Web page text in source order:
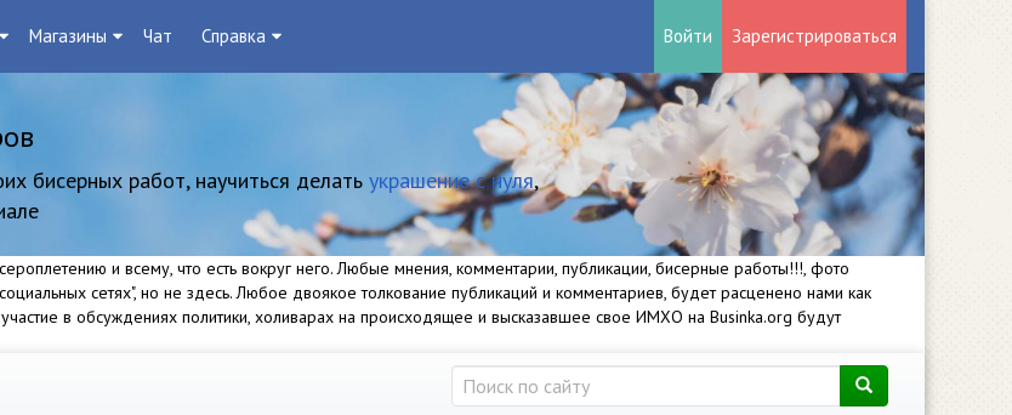
Магазины Чат Справка Войти Зарегистрироваться
бисерных работ, научиться делать украшение с нуля,
и всему, что есть вокруг него. Любые мнения, комментарии, публикации, бисерные работы!!!, фото
сетях", но не здесь. Любое двоякое толкование публикаций и комментариев, будет расценено нами как
в обсуждениях политики, холиварах на происходящее и высказавшее свое ИМХО на Businka.org будут